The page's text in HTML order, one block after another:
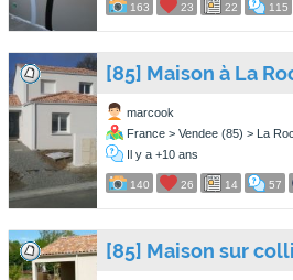
163 23 22 115
[85] Maison à La
marcook
France > Vendee (85) > La
Il y a +10 ans
140 26 14 57
[85] Maison sur